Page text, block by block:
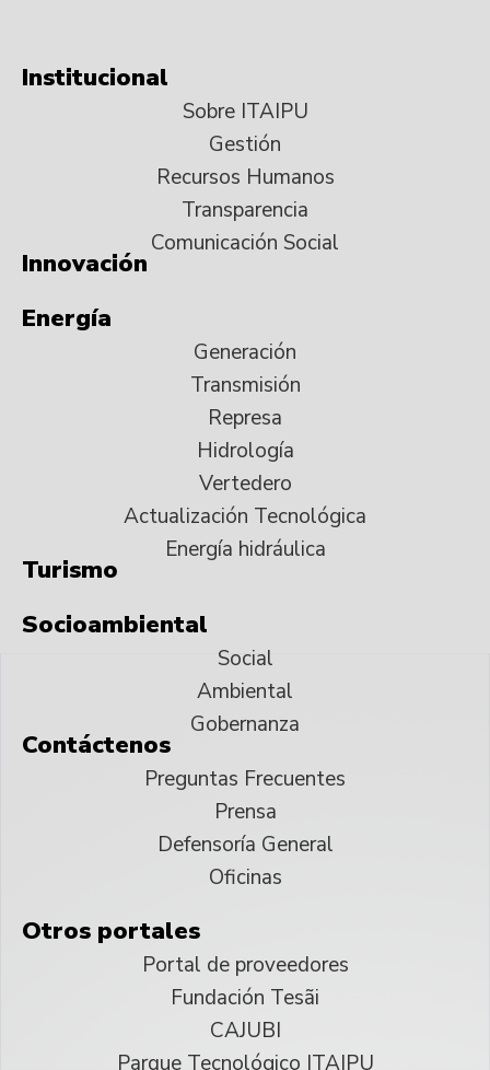
Institucional
Sobre ITAIPU
Gestión
Recursos Humanos
Transparencia
Comunicación Social
Innovación
Energía
Generación
Transmisión
Represa
Hidrología
Vertedero
Actualización Tecnológica
Energía hidráulica
Turismo
Socioambiental
Social
Ambiental
Gobernanza
Contáctenos
Preguntas Frecuentes
Prensa
Defensoría General
Oficinas
Otros portales
Portal de proveedores
Fundación Tesãi
CAJUBI
Parque Tecnológico ITAIPU